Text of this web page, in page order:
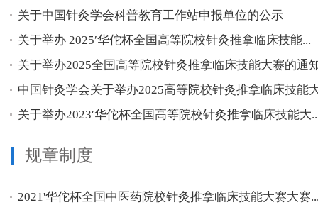
关于中国针灸学会科普教育工作站申报单位的公示
关于举办 2025′华佗杯全国高等院校针灸推拿临床技能...
关于举办2025全国高等院校针灸推拿临床技能大赛的通
中国针灸学会关于举办2025高等院校针灸推拿临床技能
关于举办2023′华佗杯全国高等院校针灸推拿临床技能大
规章制度
2021'华佗杯全国中医药院校针灸推拿临床技能大赛大赛